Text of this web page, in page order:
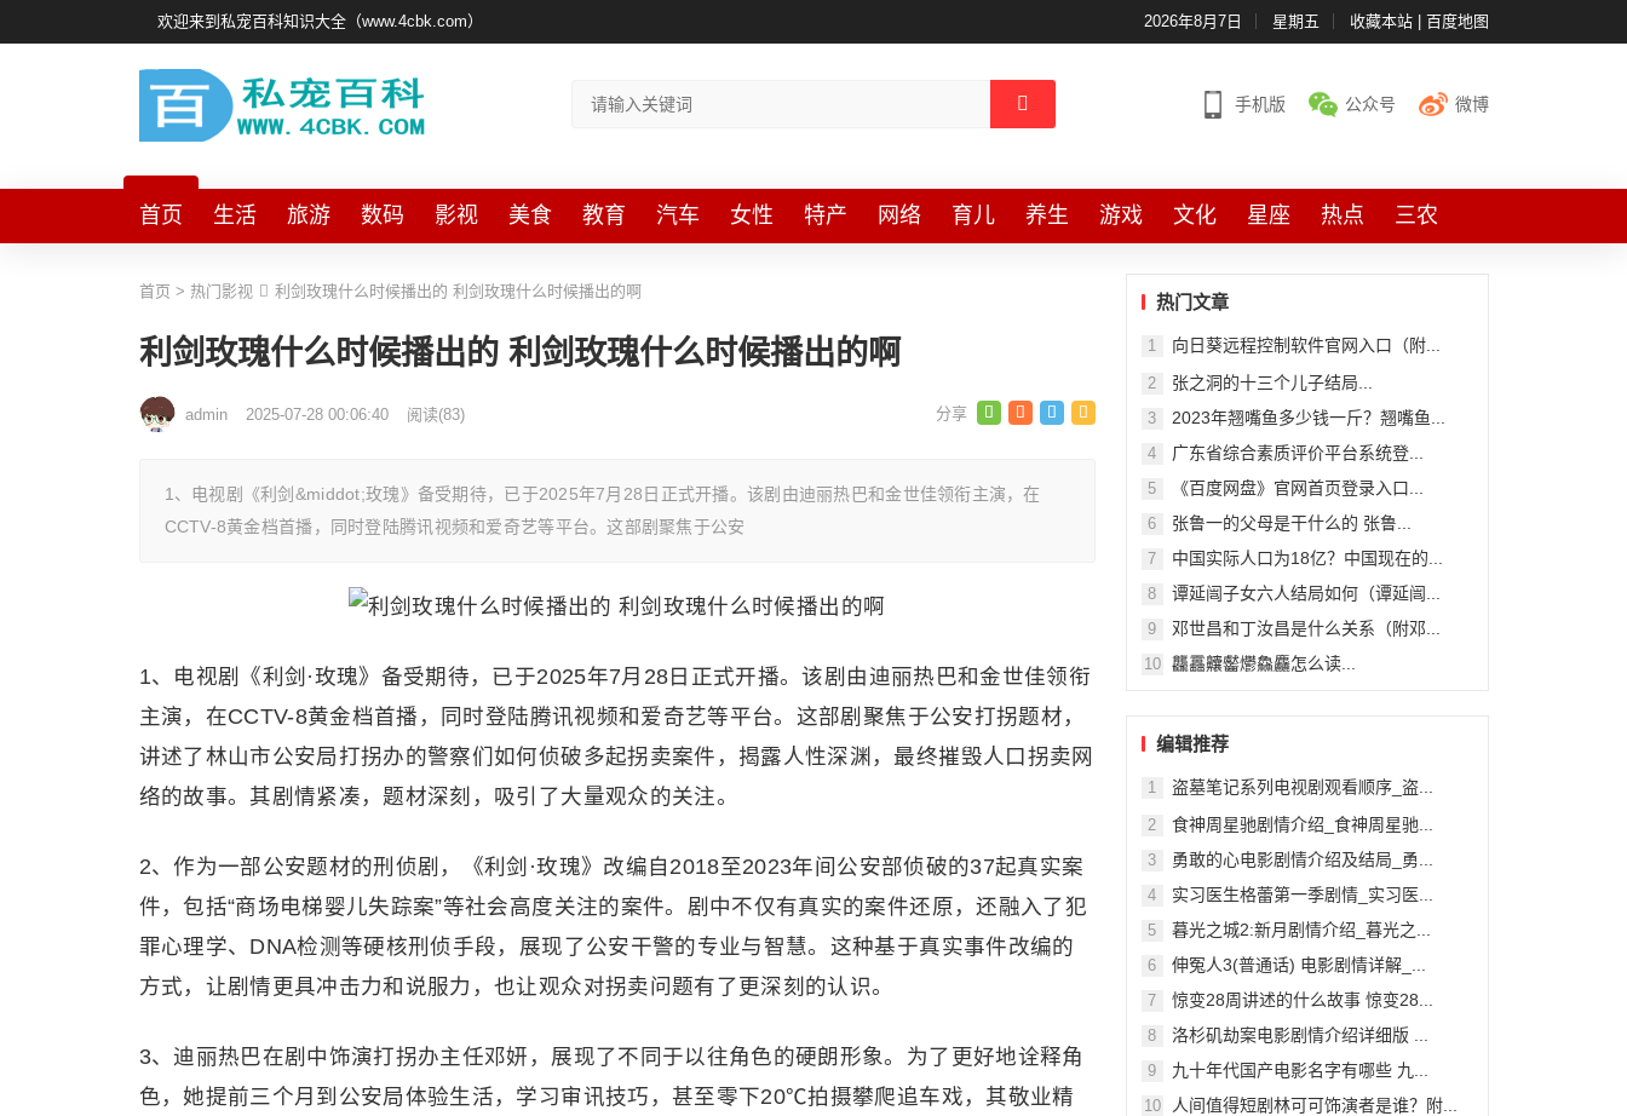
欢迎来到私宠百科知识大全（www.4cbk.com） 2026年8月7日 星期五 收藏本站| 百度地图
手机版 公众号 微博
首页 生活 旅游 数码 影视 美食 教育 汽车 女性 特产 网络 育儿 养生 游戏 文化 星座 热点 三农
首页 > 热门影视 利剑玫瑰什么时候播出的 利剑玫瑰什么时候播出的啊
利剑玫瑰什么时候播出的 利剑玫瑰什么时候播出的啊
admin 2025-07-28 00:06:40 阅读(83)
1、电视剧《利剑&middot;玫瑰》备受期待，已于2025年7月28日正式开播。该剧由迪丽热巴和金世佳领衔主演，在
CCTV-8黄金档首播，同时登陆腾讯视频和爱奇艺等平台。这部剧聚焦于公安
1、电视剧《利剑·玫瑰》备受期待，已于2025年7月28日正式开播。该剧由迪丽热巴和金世佳领衔
主演，在CCTV-8黄金档首播，同时登陆腾讯视频和爱奇艺等平台。这部剧聚焦于公安打拐题材，
讲述了林山市公安局打拐办的警察们如何侦破多起拐卖案件，揭露人性深渊，最终摧毁人口拐卖网
络的故事。其剧情紧凑，题材深刻，吸引了大量观众的关注。
2、作为一部公安题材的刑侦剧，《利剑·玫瑰》改编自2018至2023年间公安部侦破的37起真实案
件，包括“商场电梯婴儿失踪案”等社会高度关注的案件。剧中不仅有真实的案件还原，还融入了犯
罪心理学、DNA检测等硬核刑侦手段，展现了公安干警的专业与智慧。这种基于真实事件改编的
方式，让剧情更具冲击力和说服力，也让观众对拐卖问题有了更深刻的认识。
3、迪丽热巴在剧中饰演打拐办主任邓妍，展现了不同于以往角色的硬朗形象。为了更好地诠释角
色，她提前三个月到公安局体验生活，学习审讯技巧，甚至零下20℃拍摄攀爬追车戏，其敬业精
热门文章
1 向日葵远程控制软件官网入口（附...
2 张之洞的十三个儿子结局...
3 2023年翘嘴鱼多少钱一斤？翘嘴鱼...
4 广东省综合素质评价平台系统登...
5 《百度网盘》官网首页登录入口...
6 张鲁一的父母是干什么的 张鲁...
7 中国实际人口为18亿？中国现在的...
8 谭延闿子女六人结局如何（谭延闿...
9 邓世昌和丁汝昌是什么关系（附邓...
10 龘靐齉齾爩鱻麤怎么读...
编辑推荐
1 盗墓笔记系列电视剧观看顺序_盗...
2 食神周星驰剧情介绍_食神周星驰...
3 勇敢的心电影剧情介绍及结局_勇...
4 实习医生格蕾第一季剧情_实习医...
5 暮光之城2:新月剧情介绍_暮光之...
6 伸冤人3(普通话) 电影剧情详解_...
7 惊变28周讲述的什么故事 惊变28...
8 洛杉矶劫案电影剧情介绍详细版 ...
9 九十年代国产电影名字有哪些 九...
10 人间值得短剧林可可饰演者是谁？附...